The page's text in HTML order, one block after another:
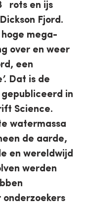
rots en ijs
Fjord.
mega-
over en weer
een
Dat is de
in
Science.
watermassa
de aarde,
en wereldwijd
werden